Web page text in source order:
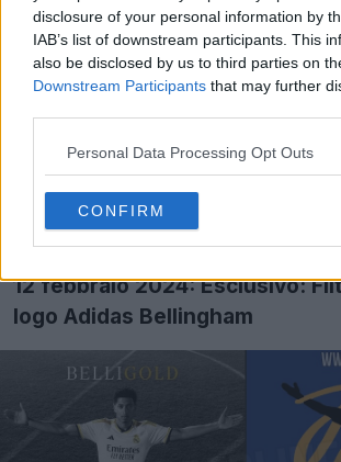
disclosure of your personal information by
IAB’s list of downstream participants. This
also be disclosed by us to third parties on
Downstream Participants that may further
Personal Data Processing Opt Outs
CONFIRM
al suo paese natale, l'Inghilterra.
rosso e il blu.
Scarpe da calcio Adidas
Signature
Possiamo anche filtrare che Adidas
prime scarpe da calcio firmate
abbiamo ancora informazioni sulla data
colore.
12 febbraio 2024: Esclusivo:
logo Adidas Bellingham